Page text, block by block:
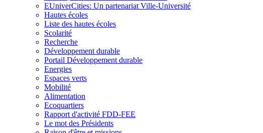
EUniverCities: Un partenariat Ville-Université
Hautes écoles
Liste des hautes écoles
Scolarité
Recherche
Développement durable
Portail Développement durable
Energies
Espaces verts
Mobilité
Alimentation
Ecoquartiers
Rapport d'activité FDD-FEE
Le mot des Présidents